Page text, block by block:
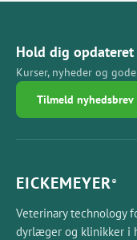
Hold dig opdateret
Kurser, nyheder og
Tilmeld nyhedsbrev
EICKEMEYER®
Veterinary technology
dyrlæger og klinikker i